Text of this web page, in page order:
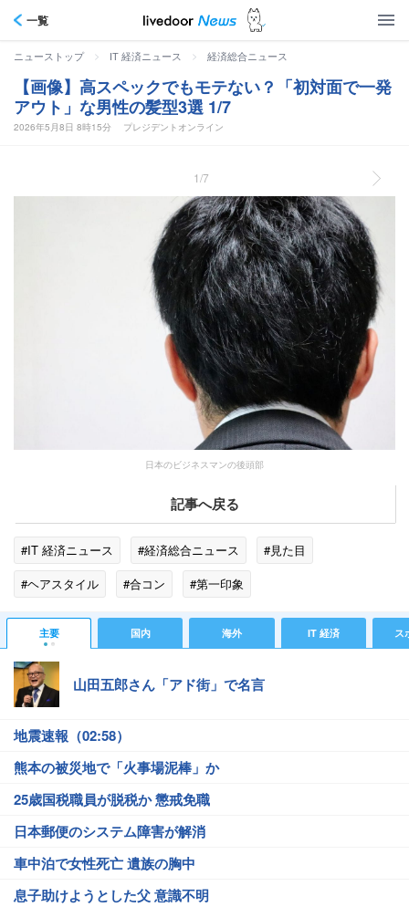
一覧
ニューストップ > IT 経済ニュース > 経済総合ニュース
【画像】高スペックでもモテない？「初対面で一発
アウト」な男性の髪型3選 1/7
2026年5月8日 8時15分 プレジデントオンライン
1/7
日本のビジネスマンの後頭部
記事へ戻る
#IT 経済ニュース #経済総合ニュース
#見た目
#ヘアスタイル
#合コン #第一印象
主要 国内 海外 IT 経済 ス
山田五郎さん「アド街」で名言
地震速報（02:58）
熊本の被災地で「火事場泥棒」か
25歳国税職員が脱税か 懲戒免職
日本郵便のシステム障害が解消
車中泊で女性死亡 遺族の胸中
息子助けようとした父 意識不明